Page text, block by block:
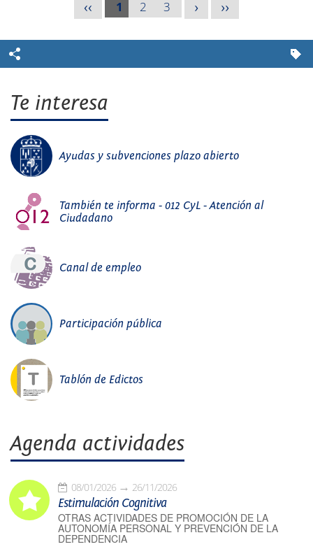
<< 1 2 3 > >>
Te interesa
Ayudas y subvenciones plazo abierto
También te informa - 012 CyL - Atención al
Ciudadano
Canal de empleo
Participación pública
Tablón de Edictos
Agenda actividades
08/01/2026 26/11/2026
Estimulación Cognitiva
OTRAS ACTIVIDADES DE PROMOCIÓN DE LA
AUTONOMÍA PERSONAL Y PREVENCIÓN DE LA
DEPENDENCIA